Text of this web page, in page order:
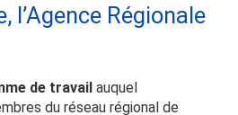
l’Agence Régionale
de travail auquel
du réseau régional de